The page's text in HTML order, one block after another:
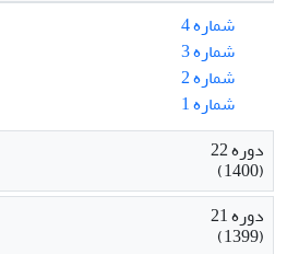
شماره 4
شماره 3
شماره 2
شماره 1
دوره 22
(1400)
دوره 21
(1399)